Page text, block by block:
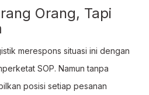
Orang, Tapi
merespons situasi ini dengan
SOP. Namun tanpa
posisi setiap pesanan